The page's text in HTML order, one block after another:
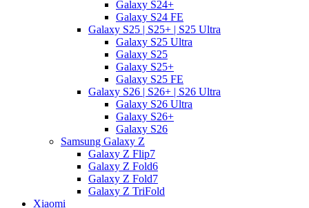
Galaxy S24+
Galaxy S24 FE
Galaxy S25 | S25+ | S25 Ultra
Galaxy S25 Ultra
Galaxy S25
Galaxy S25+
Galaxy S25 FE
Galaxy S26 | S26+ | S26 Ultra
Galaxy S26 Ultra
Galaxy S26+
Galaxy S26
Samsung Galaxy Z
Galaxy Z Flip7
Galaxy Z Fold6
Galaxy Z Fold7
Galaxy Z TriFold
Xiaomi